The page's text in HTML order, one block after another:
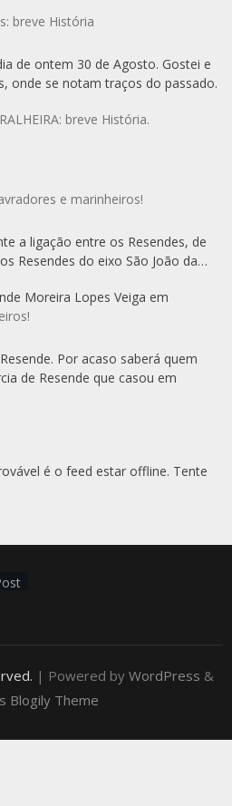
breve História
de ontem 30 de Agosto. Gostei e
onde se notam traços do passado.
breve História.
e marinheiros!
a ligação entre os Resendes, de
Resendes do eixo São João da…
Moreira Lopes Veiga em
Por acaso saberá quem
de Resende que casou em
é o feed estar offline. Tente
| Powered by WordPress &
Blogily Theme